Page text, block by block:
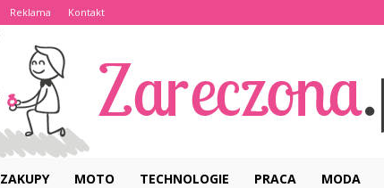
Reklama Kontakt
ZAKUPY MOTO TECHNOLOGIE PRACA MODA